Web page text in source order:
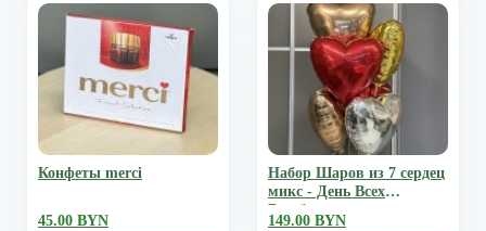
Конфеты merci
45.00 BYN
Набор Шаров из 7 сердец
микс - День Всех
Влюбленных
149.00 BYN